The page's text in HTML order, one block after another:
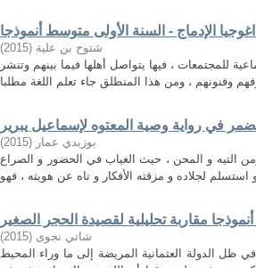
الإدماج - السنة الأولى متوسط أنموذجا
شتوح بن علیة (
2015
)
للمجتمعات ، فيها يتواصل أهلها فيما بينهم وتنشر
في رواية وصية المعتوه لإسماعيل يبرير
بوزيدي عمار (
2015
)
التيه و المحن ، حيث الغياب في الحضور و الصراع
مقاربة تحليلية لقصيدة الحجر الصغير
شاتي نجوى (
2015
)
ظل الدولة العثمانية المريضة إلى ما وراء المحيط